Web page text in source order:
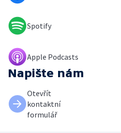
Spotify
Apple Podcasts
Napište nám
Otevřít
kontaktní
formulář